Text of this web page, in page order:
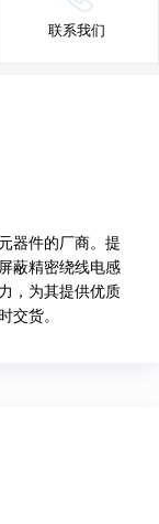
联系我们
器件的厂商。提
蔽精密绕线电感
，为其提供优质
交货。